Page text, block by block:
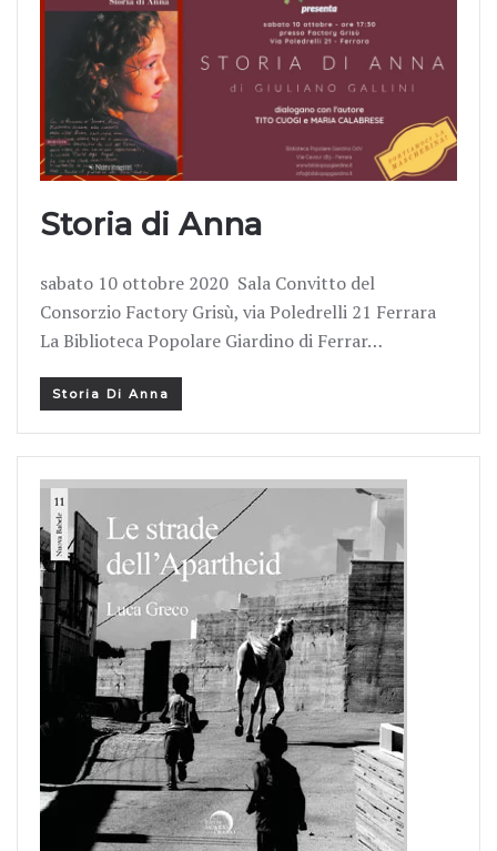
Storia di Anna
sabato 10 ottobre 2020 Sala Convitto del
Consorzio Factory Grisù, via Poledrelli 21 Ferrara
La Biblioteca Popolare Giardino di Ferrar…
Storia Di Anna